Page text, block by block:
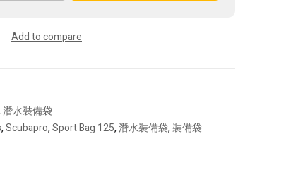
Add to compare
潛水裝備袋
,Scubapro,Sport Bag 125,潛水裝備袋,裝備袋